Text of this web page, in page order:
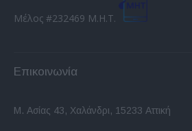
Μέλος #232469 Μ.Η.Τ.
Επικοινωνία
Μ. Ασίας 43, Χαλάνδρι, 15233 Αττική